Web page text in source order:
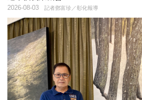
記者鄧富珍／彰化報導
2026-08-03